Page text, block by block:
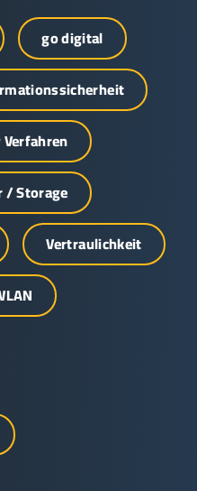
go digital
Verfahren
/ Storage
Vertraulichkeit